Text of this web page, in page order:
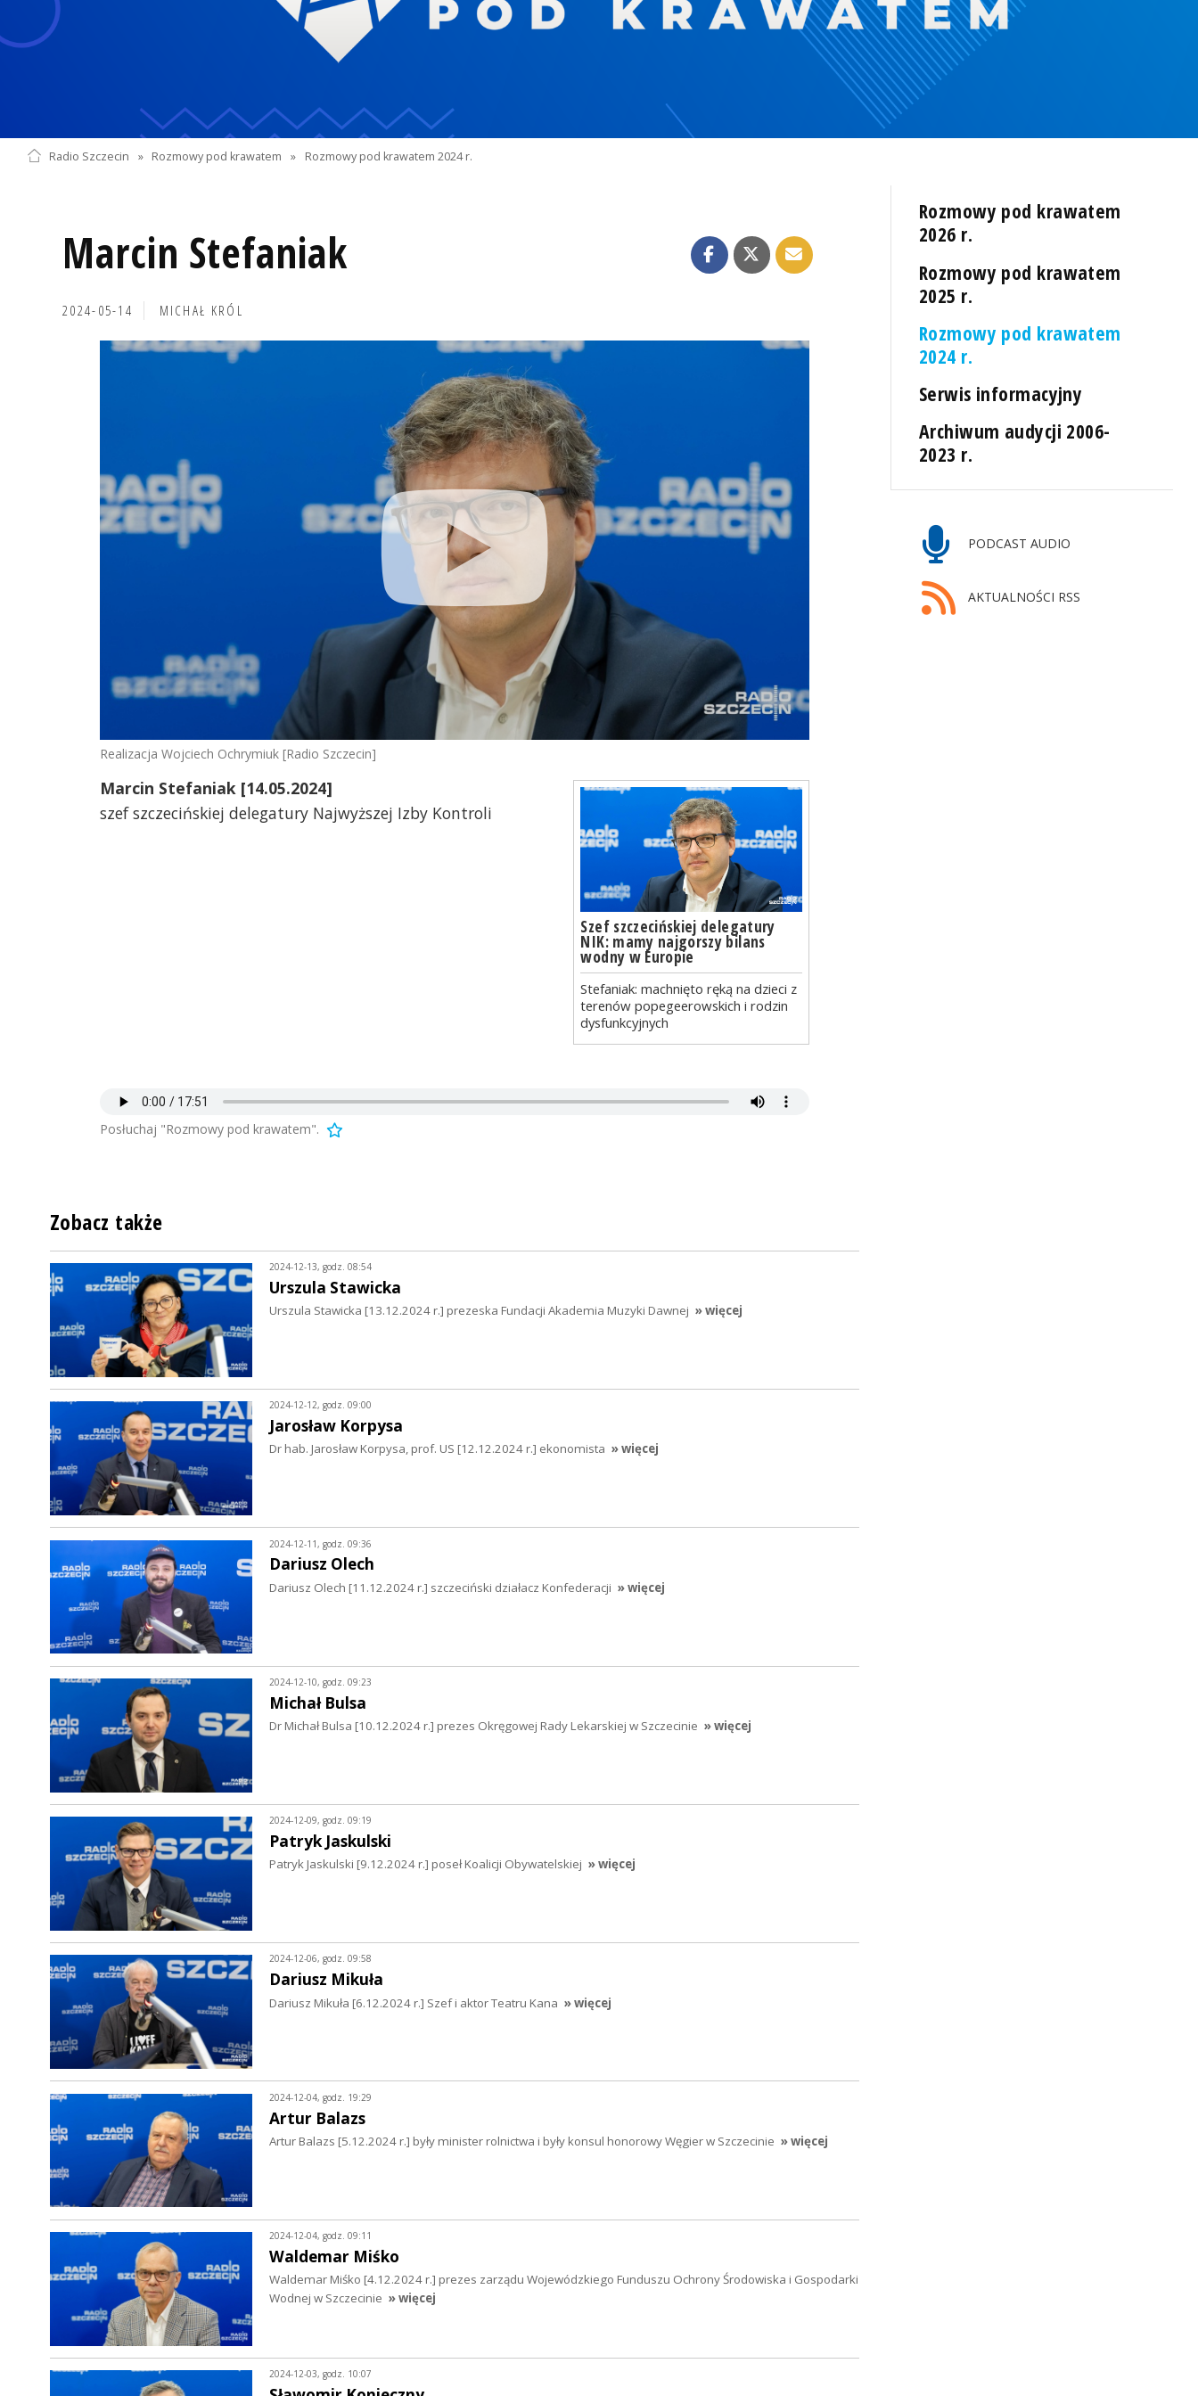
Radio Szczecin » Rozmowy pod krawatem » Rozmowy pod krawatem 2024 r.
Marcin Stefaniak
2024-05-14 MICHAŁ KRÓL
Realizacja Wojciech Ochrymiuk [Radio Szczecin]
Szef szczecińskiej delegatury
NIK: mamy najgorszy bilans
wodny w Europie
Stefaniak: machnięto ręką na dzieci z
terenów popegeerowskich i rodzin
dysfunkcyjnych
Marcin Stefaniak [14.05.2024]
szef szczecińskiej delegatury Najwyższej Izby Kontroli
Posłuchaj "Rozmowy pod krawatem".
Rozmowy pod krawatem
2026 r.
Rozmowy pod krawatem
2025 r.
Rozmowy pod krawatem
2024 r.
Serwis informacyjny
Archiwum audycji 2006-
2023 r.
PODCAST AUDIO
AKTUALNOŚCI RSS
Zobacz także
2024-12-13, godz. 08:54
Urszula Stawicka
Urszula Stawicka [13.12.2024 r.] prezeska Fundacji Akademia Muzyki Dawnej » więcej
2024-12-12, godz. 09:00
Jarosław Korpysa
Dr hab. Jarosław Korpysa, prof. US [12.12.2024 r.] ekonomista » więcej
2024-12-11, godz. 09:36
Dariusz Olech
Dariusz Olech [11.12.2024 r.] szczeciński działacz Konfederacji » więcej
2024-12-10, godz. 09:23
Michał Bulsa
Dr Michał Bulsa [10.12.2024 r.] prezes Okręgowej Rady Lekarskiej w Szczecinie » więcej
2024-12-09, godz. 09:19
Patryk Jaskulski
Patryk Jaskulski [9.12.2024 r.] poseł Koalicji Obywatelskiej » więcej
2024-12-06, godz. 09:58
Dariusz Mikuła
Dariusz Mikuła [6.12.2024 r.] Szef i aktor Teatru Kana » więcej
2024-12-04, godz. 19:29
Artur Balazs
Artur Balazs [5.12.2024 r.] były minister rolnictwa i były konsul honorowy Węgier w Szczecinie » więcej
2024-12-04, godz. 09:11
Waldemar Miśko
Waldemar Miśko [4.12.2024 r.] prezes zarządu Wojewódzkiego Funduszu Ochrony Środowiska i Gospodarki
Wodnej w Szczecinie » więcej
2024-12-03, godz. 10:07